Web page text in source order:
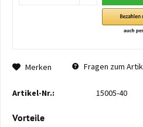
Merken Fragen zum
Artikel-Nr.: 15005-40
Vorteile